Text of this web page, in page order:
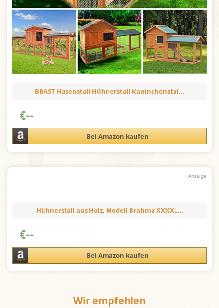
Wir empfehlen
BRAST Hasenstall Hühnerstall Kaninchenstal...
€--
Bei Amazon kaufen
Hühnerstall aus Holz, Modell Brahma XXXXL...
€--
Bei Amazon kaufen